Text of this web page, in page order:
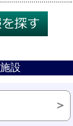
設